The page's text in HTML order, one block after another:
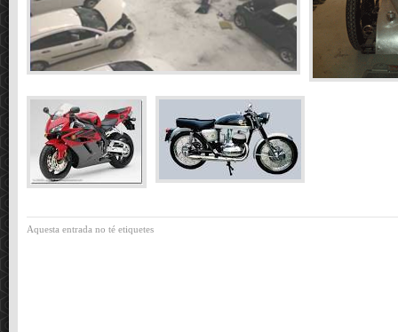
Aquesta entrada no té etiquetes